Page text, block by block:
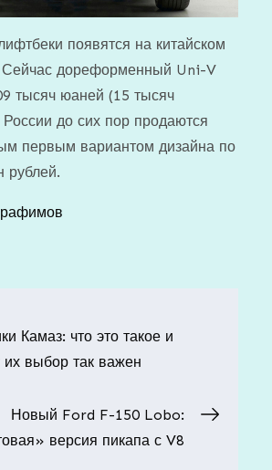
появятся на китайском
Сейчас дореформенный Uni-V
тысяч юаней (15 тысяч
до сих пор продаются
первым вариантом дизайна по
рублей.
Камаз: что это такое и
их выбор так важен
Новый Ford F-150 Lobo:
версия пикапа с V8